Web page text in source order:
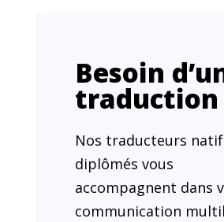
Besoin
traduction
Nos traducteurs
diplômés vous
accompagnent dans
communication